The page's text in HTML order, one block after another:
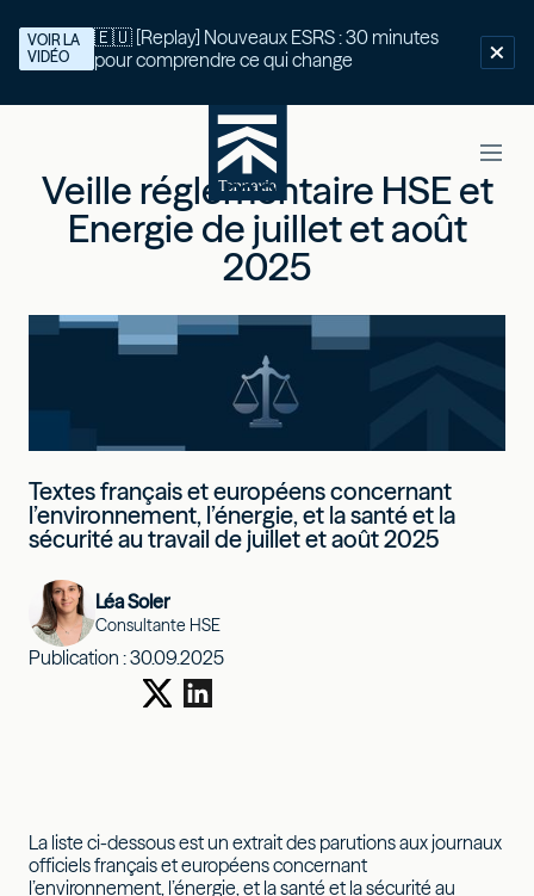
🇪🇺 [Replay] Nouveaux ESRS : 30 minutes
pour comprendre ce qui change
VOIR LA
VIDÉO
Veille réglementaire HSE et
Energie de juillet et août
2025
Textes français et européens concernant
l’environnement, l’énergie, et la santé et la
sécurité au travail de juillet et août 2025
Léa Soler
Consultante HSE
Publication :30.09.2025
La liste ci-dessous est un extrait des parutions aux journaux
officiels français et européens concernant
l’environnement, l’énergie, et la santé et la sécurité au